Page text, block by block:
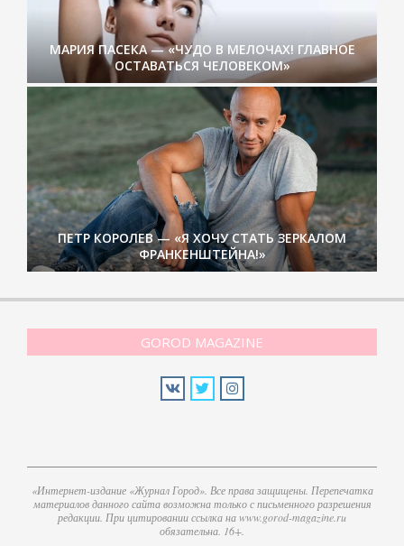
МАРИЯ ПАСЕКА — «ЧУДО В МЕЛОЧАХ! ГЛАВНОЕ
ОСТАВАТЬСЯ ЧЕЛОВЕКОМ»
ПЕТР КОРОЛЕВ — «Я ХОЧУ СТАТЬ ЗЕРКАЛОМ
ФРАНКЕНШТЕЙНА!»
GOROD MAGAZINE
«Интернет-издание «Журнал Город». Все права защищены. Перепечатка
материалов данного сайта возможна только с письменного разрешения
редакции. При цитировании ссылка на www.gorod-magazine.ru
обязательна. 16+.